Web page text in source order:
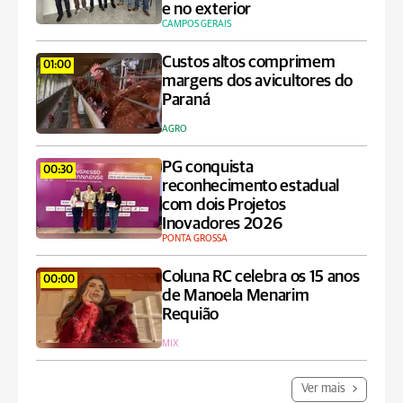
e no exterior
CAMPOS GERAIS
01:00
Custos altos comprimem
margens dos avicultores do
Paraná
AGRO
00:30
PG conquista
reconhecimento estadual
com dois Projetos
Inovadores 2026
PONTA GROSSA
00:00
Coluna RC celebra os 15 anos
de Manoela Menarim
Requião
MIX
Ver mais